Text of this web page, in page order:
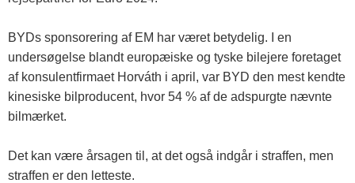
BYDs sponsorering af EM har været betydelig. I en
undersøgelse blandt europæiske og tyske bilejere foretaget
af konsulentfirmaet Horváth i april, var BYD den mest kendte
kinesiske bilproducent, hvor 54 % af de adspurgte nævnte
bilmærket.
Det kan være årsagen til, at det også indgår i straffen, men
straffen er den letteste.